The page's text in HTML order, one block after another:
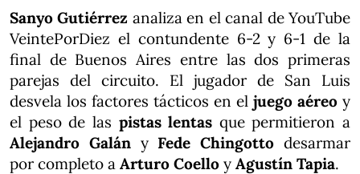
Sanyo Gutiérrez analiza en el canal de YouTube
VeintePorDiez el contundente 6-2 y 6-1 de la
final de Buenos Aires entre las dos primeras
parejas del circuito. El jugador de San Luis
desvela los factores tácticos en el juego aéreo y
el peso de las pistas lentas que permitieron a
Alejandro Galány Fede Chingotto desarmar
por completo a Arturo Coello y Agustín Tapia.